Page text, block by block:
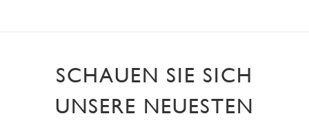
SCHAUEN SIE SICH
UNSERE NEUESTEN